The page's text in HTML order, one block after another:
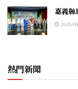
嘉義
2026-
熱門新聞